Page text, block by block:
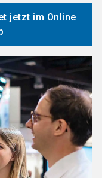
und
Ticket-
jetzt im Online